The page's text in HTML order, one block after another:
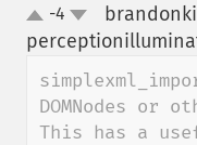
up
down
-4
DOMNodes or
This has a